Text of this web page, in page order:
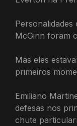
McGinn foram
Mas eles
primeiros
Emiliano
defesas nos
chute